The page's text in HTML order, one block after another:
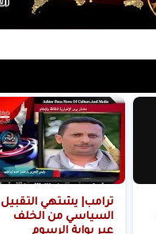
ترامب| يشتهي التقبيل
السياسي من الخلف
عبر بوابة الرسوم